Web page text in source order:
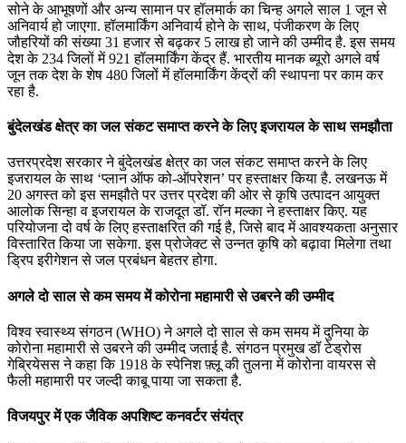
सोने के आभूषणों और अन्‍य सामान पर हॉलमार्क का चिन्‍ह अगले साल 1 जून से
अनिवार्य हो जाएगा. हॉलमार्किंग अनिवार्य होने के साथ, पंजीकरण के लिए
जौहरियों की संख्या 31 हजार से बढ़कर 5 लाख हो जाने की उम्मीद है. इस समय
देश के 234 जिलों में 921 हॉलमार्किंग केंद्र हैं. भारतीय मानक ब्‍यूरो अगले वर्ष
जून तक देश के शेष 480 जिलों में हॉलमार्किंग केंद्रों की स्‍थापना पर काम कर
रहा है.
बुंदेलखंड क्षेत्र का जल संकट समाप्त करने के लिए इजरायल के साथ समझौता
उत्तरप्रदेश सरकार ने बुंदेलखंड क्षेत्र का जल संकट समाप्त करने के लिए
इजरायल के साथ ‘प्लान ऑफ को-ऑपरेशन’ पर हस्ताक्षर किया है. लखनऊ में
20 अगस्त को इस समझौते पर उत्तर प्रदेश की ओर से कृषि उत्पादन आयुक्त
आलोक सिन्हा व इजरायल के राजदूत डॉ. रॉन मल्का ने हस्ताक्षर किए. यह
परियोजना दो वर्ष के लिए हस्ताक्षरित की गई है, जिसे बाद में आवश्यकता अनुसार
विस्तारित किया जा सकेगा. इस प्रोजेक्ट से उन्नत कृषि को बढ़ावा मिलेगा तथा
ड्रिप इरीगेशन से जल प्रबंधन बेहतर होगा.
अगले दो साल से कम समय में कोरोना महामारी से उबरने की उम्मीद
विश्व स्वास्थ्य संगठन (WHO) ने अगले दो साल से कम समय में दुनिया के
कोरोना महामारी से उबरने की उम्मीद जताई है. संगठन प्रमुख डॉ टेड्रोस
गेब्रियेसस ने कहा कि 1918 के स्पेनिश फ़्लू की तुलना में कोरोना वायरस से
फैली महामारी पर जल्दी काबू पाया जा सकता है.
विजयपुर में एक जैविक अपशिष्ट कनवर्टर संयंत्र